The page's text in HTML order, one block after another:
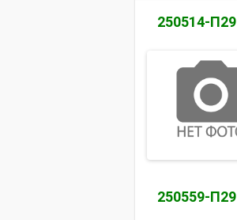
250514-П29
250559-П29